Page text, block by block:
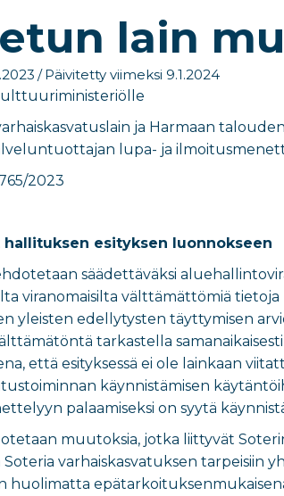
lain
/ Päivitetty viimeksi 9.1.2024
​lle
ja Harmaan
lupa- ja
2023
esityksen luonnokseen
säädettäväksi
viranomaisilta välttämättömiä
yleisten edellytysten täyttymisen
tarkastella
että esityksessä ei ole lainkaan
käynnistämisen
palaamiseksi on syytä
muutoksia, jotka liittyvät
varhaiskasvatuksen tarpeisiin
huolimatta